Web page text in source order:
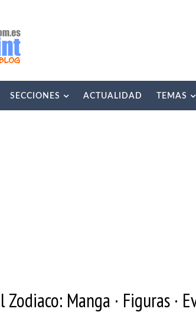
SECCIONES ACTUALIDAD TEMAS
Manga · Figuras ·